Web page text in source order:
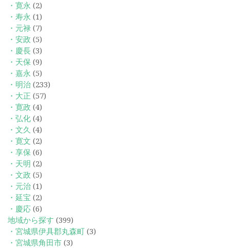
・寛永 (2)
・寿永 (1)
・元禄 (7)
・安政 (5)
・慶長 (3)
・天保 (9)
・嘉永 (5)
・明治 (233)
・大正 (57)
・寛政 (4)
・弘化 (4)
・文久 (4)
・寛文 (2)
・享保 (6)
・天明 (2)
・文政 (5)
・元治 (1)
・延宝 (2)
・慶応 (6)
地域から探す (399)
・宮城県伊具郡丸森町 (3)
・宮城県角田市 (3)